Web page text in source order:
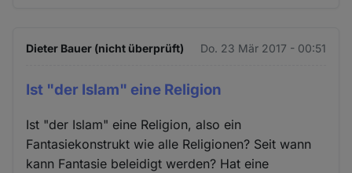
Dieter Bauer (nicht überprüft) Do. 23 Mär 2017 - 00:51
Ist "der Islam" eine Religion
Ist "der Islam" eine Religion, also ein
Fantasiekonstrukt wie alle Religionen? Seit wann
kann Fantasie beleidigt werden? Hat eine